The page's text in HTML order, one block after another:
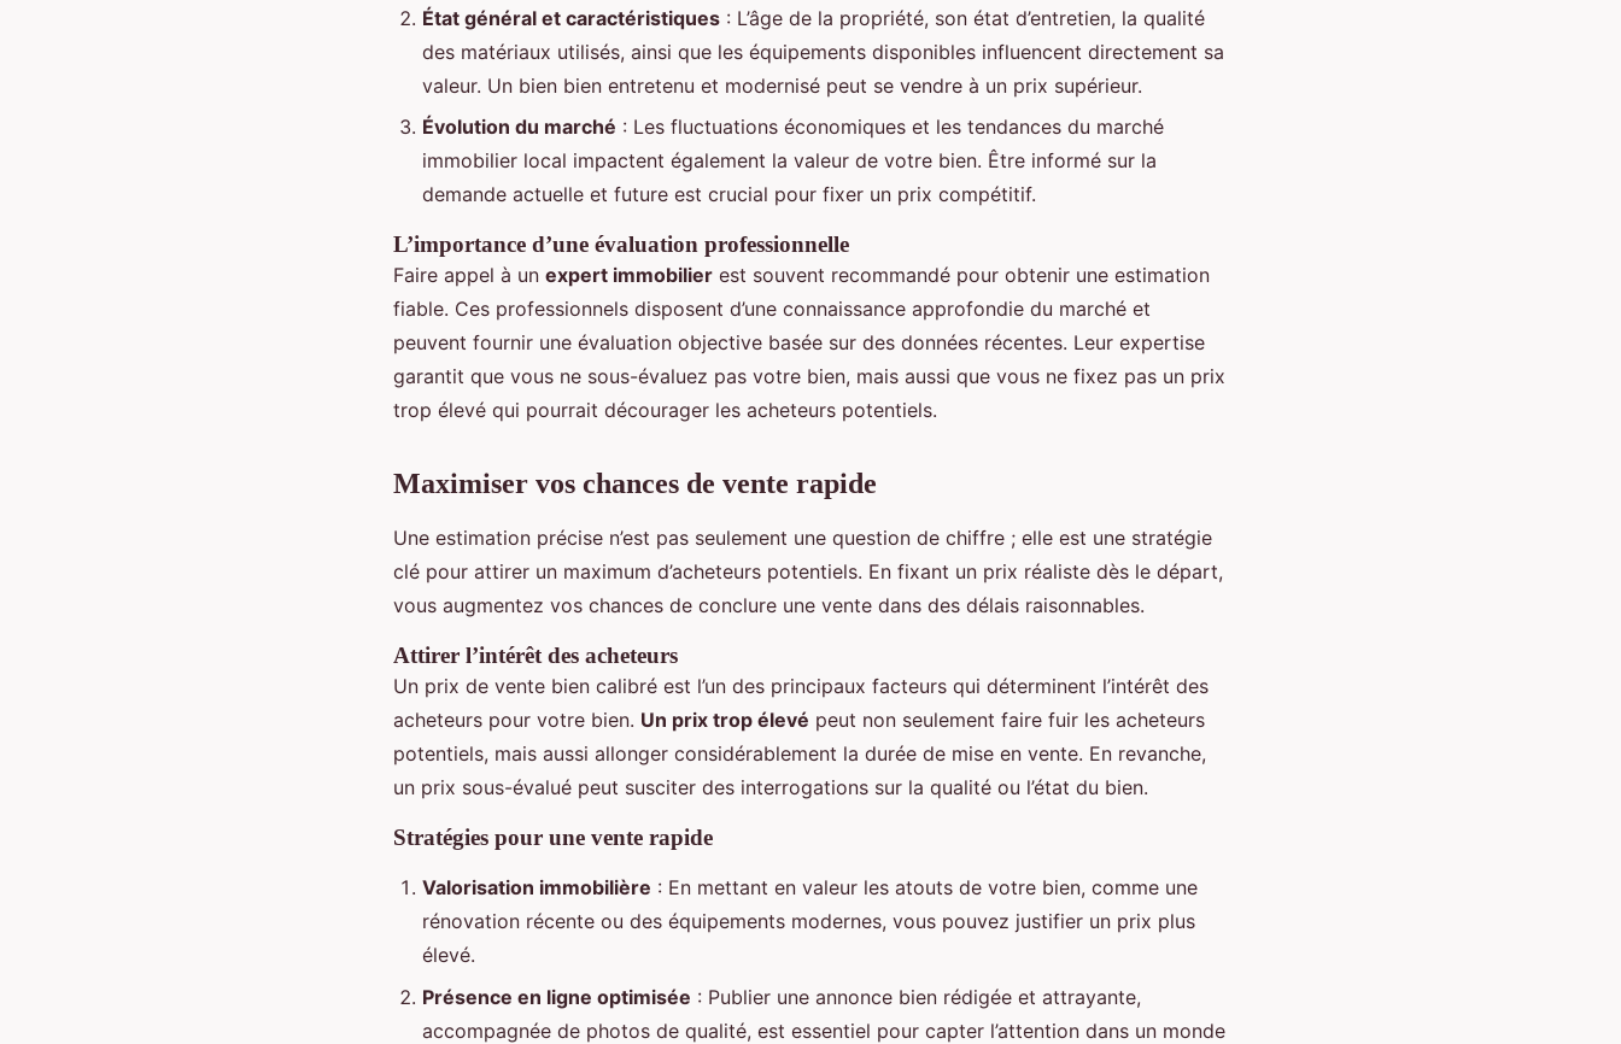
État général et caractéristiques : L’âge de la propriété, son état d’entretien, la qualité
des matériaux utilisés, ainsi que les équipements disponibles influencent directement sa
valeur. Un bien bien entretenu et modernisé peut se vendre à un prix supérieur.
Évolution du marché : Les fluctuations économiques et les tendances du marché
immobilier local impactent également la valeur de votre bien. Être informé sur la
demande actuelle et future est crucial pour fixer un prix compétitif.
L’importance d’une évaluation professionnelle
Faire appel à un expert immobilier est souvent recommandé pour obtenir une estimation
fiable. Ces professionnels disposent d’une connaissance approfondie du marché et
peuvent fournir une évaluation objective basée sur des données récentes. Leur expertise
garantit que vous ne sous-évaluez pas votre bien, mais aussi que vous ne fixez pas un prix
trop élevé qui pourrait décourager les acheteurs potentiels.
Maximiser vos chances de vente rapide
Une estimation précise n’est pas seulement une question de chiffre ; elle est une stratégie
clé pour attirer un maximum d’acheteurs potentiels. En fixant un prix réaliste dès le départ,
vous augmentez vos chances de conclure une vente dans des délais raisonnables.
Attirer l’intérêt des acheteurs
Un prix de vente bien calibré est l’un des principaux facteurs qui déterminent l’intérêt des
acheteurs pour votre bien. Un prix trop élevé peut non seulement faire fuir les acheteurs
potentiels, mais aussi allonger considérablement la durée de mise en vente. En revanche,
un prix sous-évalué peut susciter des interrogations sur la qualité ou l’état du bien.
Stratégies pour une vente rapide
Valorisation immobilière : En mettant en valeur les atouts de votre bien, comme une
rénovation récente ou des équipements modernes, vous pouvez justifier un prix plus
élevé.
Présence en ligne optimisée : Publier une annonce bien rédigée et attrayante,
accompagnée de photos de qualité, est essentiel pour capter l’attention dans un monde